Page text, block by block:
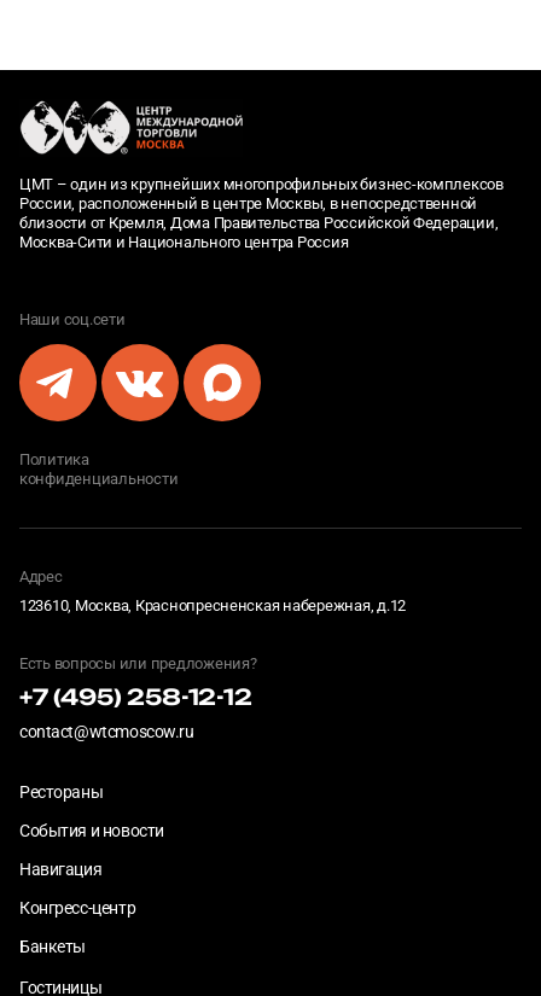
ЦМТ – один из крупнейших многопрофильных бизнес-комплексов
России, расположенный в центре Москвы, в непосредственной
близости от Кремля, Дома Правительства Российской Федерации,
Москва-Сити и Национального центра Россия
Наши соц.сети
Политика
конфиденциальности
Адрес
123610, Москва, Краснопресненская набережная, д.12
Есть вопросы или предложения?
+7 (495) 258-12-12
contact@wtcmoscow.ru
Рестораны
События и новости
Навигация
Конгресс-центр
Банкеты
Гостиницы